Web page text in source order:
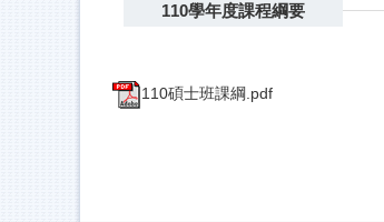
110學年度課程綱要
110碩士班課綱.pdf